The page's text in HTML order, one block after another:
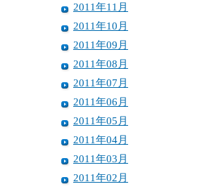
2011年11月
2011年10月
2011年09月
2011年08月
2011年07月
2011年06月
2011年05月
2011年04月
2011年03月
2011年02月